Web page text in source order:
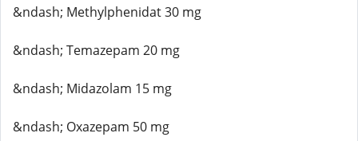
&ndash; Methylphenidat 30 mg
&ndash; Temazepam 20 mg
&ndash; Midazolam 15 mg
&ndash; Oxazepam 50 mg